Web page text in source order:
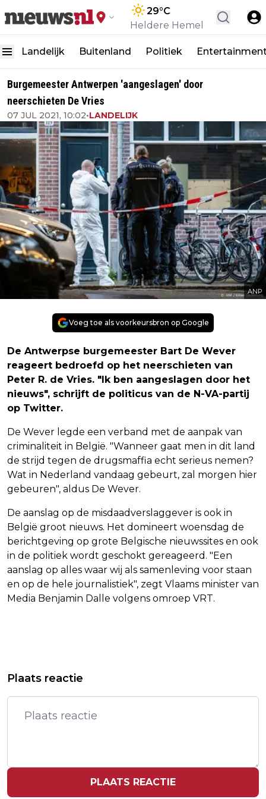
29°C
Heldere Hemel
Landelijk Buitenland Politiek
Burgemeester Antwerpen 'aangeslagen' door
neerschieten De Vries
07 JUL 2021, 10:02•LANDELIJK
ANP
Voeg toe als voorkeursbron op Google
De Antwerpse burgemeester Bart De Wever
reageert bedroefd op het neerschieten van
Peter R. de Vries. "Ik ben aangeslagen door het
nieuws", schrijft de politicus van de N-VA-partij
op Twitter.
De Wever legde een verband met de aanpak van
criminaliteit in België. "Wanneer gaat men in dit land
de strijd tegen de drugsmaffia echt serieus nemen?
Wat in Nederland vandaag gebeurt, zal morgen hier
gebeuren", aldus De Wever.
De aanslag op de misdaadverslaggever is ook in
België groot nieuws. Het domineert woensdag de
berichtgeving op grote Belgische nieuwssites en ook
in de politiek wordt geschokt gereageerd. "Een
aanslag op alles waar wij als samenleving voor staan
en op de hele journalistiek", zegt Vlaams minister van
Media Benjamin Dalle volgens omroep VRT.
DOOR CONCURRENTIE
ENKELE TIENTALLEN TRACTOREN VAN
A12 BIJ UTRECHT GEHAALD
Plaats reactie
PLAATS REACTIE